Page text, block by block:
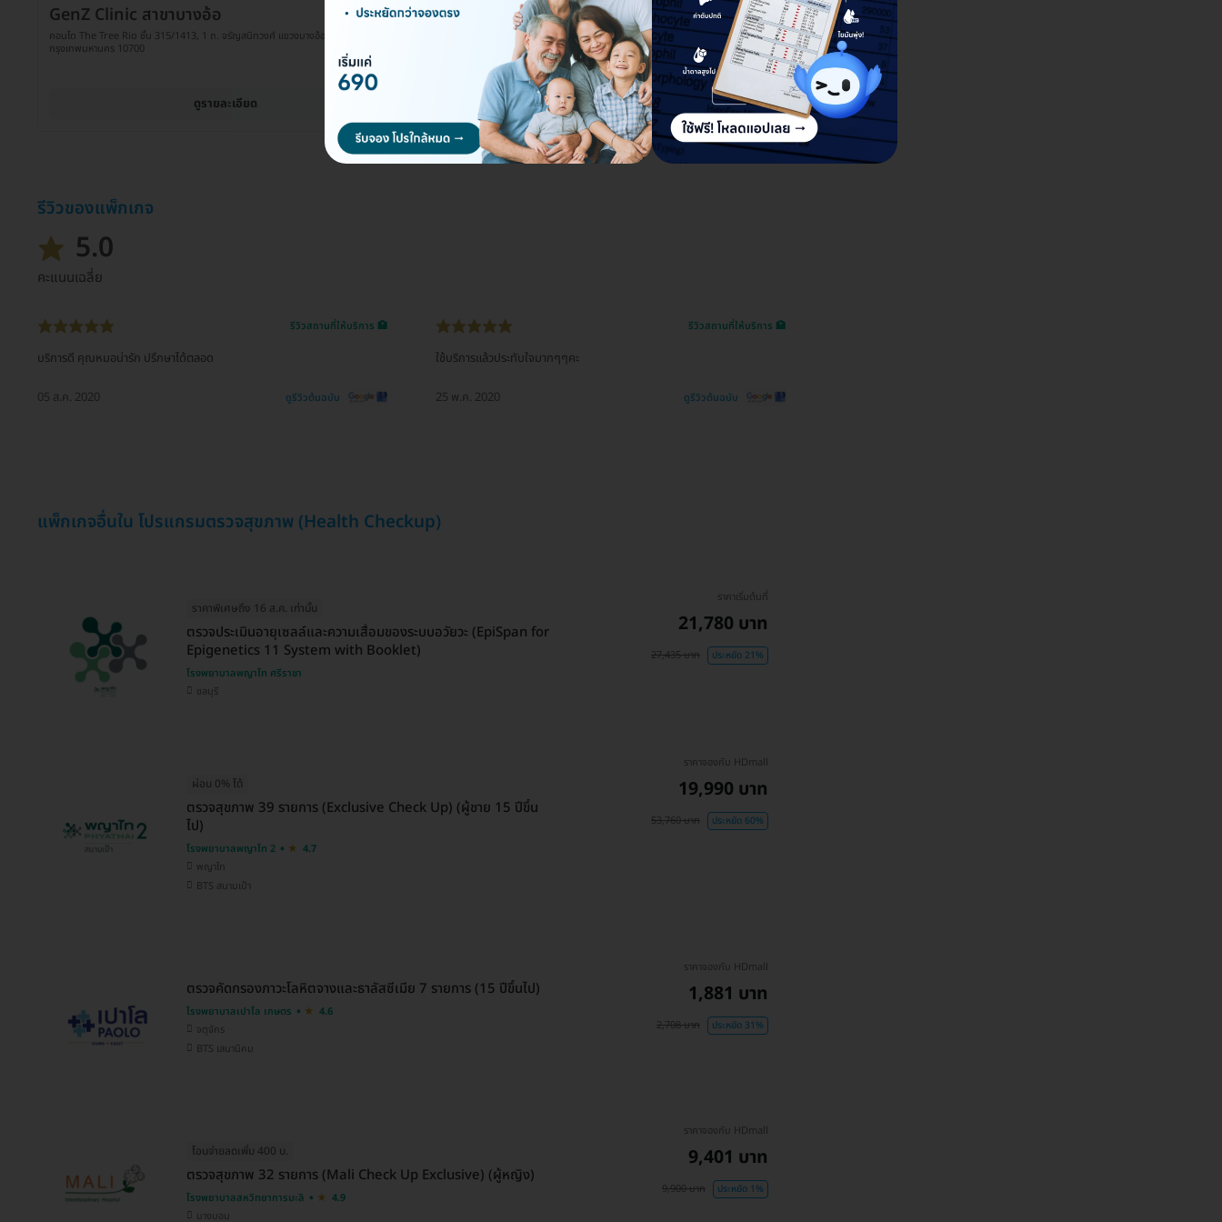
GenZ Clinic สาขาบางอ้อ
คอนโด The Tree Rio ชั้น 315/1413, 1 ถ. จรัญสนิทวงศ์ แขวงบางอ้อ เขตบางพลัด
กรุงเทพมหานคร 10700
ดูรายละเอียด
GenZ Clinic สาขาเพลินจิต
888 ยูนิต 13 ชั้น 1 มหาทุนพลาซ่า แขวงลุมพินี เขตปทุมวัน กรุงเทพมหานคร 10330
ดูรายละเอียด
รีวิวของแพ็กเกจ
5.0
คะแนนเฉลี่ย
รีวิวสถานที่ให้บริการ 🏥
บริการดี คุณหมอน่ารัก ปรึกษาได้ตลอด
05 ส.ค. 2020 ดูรีวิวต้นฉบับ
รีวิวสถานที่ให้บริการ 🏥
ใช้บริการแล้วประทับใจมากๆๆคะ
25 พ.ค. 2020 ดูรีวิวต้นฉบับ
แพ็กเกจอื่นใน โปรแกรมตรวจสุขภาพ (Health Checkup)
ราคาพิเศษถึง 16 ส.ค. เท่านั้น
ตรวจประเมินอายุเซลล์และความเสื่อมของระบบอวัยวะ (EpiSpan for
Epigenetics 11 System with Booklet)
โรงพยาบาลพญาไท ศรีราชา
ชลบุรี
ราคาเริ่มต้นที่
21,780 บาท
27,435 บาท ประหยัด 21%
ผ่อน 0% ได้
ตรวจสุขภาพ 39 รายการ (Exclusive Check Up) (ผู้ชาย 15 ปีขึ้น
ไป)
โรงพยาบาลพญาไท 2
4.7
พญาไท
BTS สนามเป้า
ราคาจองกับ HDmall
19,990 บาท
53,760 บาท ประหยัด 60%
ตรวจคัดกรองภาวะโลหิตจางและธาลัสซีเมีย 7 รายการ (15 ปีขึ้นไป)
โรงพยาบาลเปาโล เกษตร
4.6
จตุจักร
BTS เสนานิคม
ราคาจองกับ HDmall
1,881 บาท
2,708 บาท ประหยัด 31%
โอนจ่ายลดเพิ่ม 400 บ.
ตรวจสุขภาพ 32 รายการ (Mali Check Up Exclusive) (ผู้หญิง)
โรงพยาบาลสหวิทยาการมะลิ
4.9
บางบอน
ราคาจองกับ HDmall
9,401 บาท
9,900 บาท ประหยัด 1%